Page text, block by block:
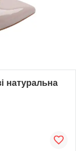
натуральна